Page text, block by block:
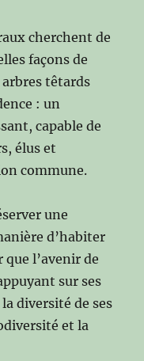
cherchent de
façons de
têtards
: un
capable de
élus et
commune.
une
d’habiter
que l’avenir de
sur ses
diversité de ses
et la